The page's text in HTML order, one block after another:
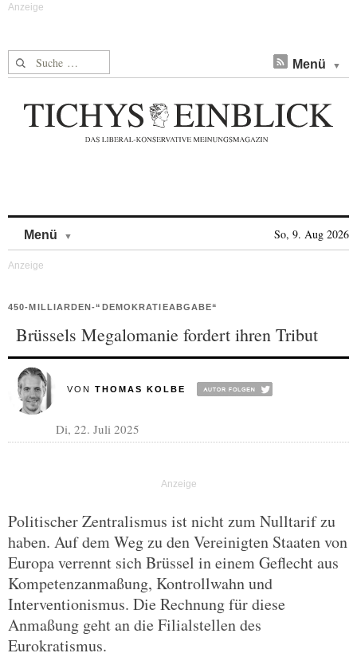
Suche nach: Menü
Menü So, 9. Aug 2026
450-MILLIARDEN-“DEMOKRATIEABGABE“
Brüssels Megalomanie fordert ihren Tribut
VON THOMAS KOLBE
Di, 22. Juli 2025
Politischer Zentralismus ist nicht zum Nulltarif zu
haben. Auf dem Weg zu den Vereinigten Staaten von
Europa verrennt sich Brüssel in einem Geflecht aus
Kompetenzanmaßung, Kontrollwahn und
Interventionismus. Die Rechnung für diese
Anmaßung geht an die Filialstellen des
Eurokratismus.